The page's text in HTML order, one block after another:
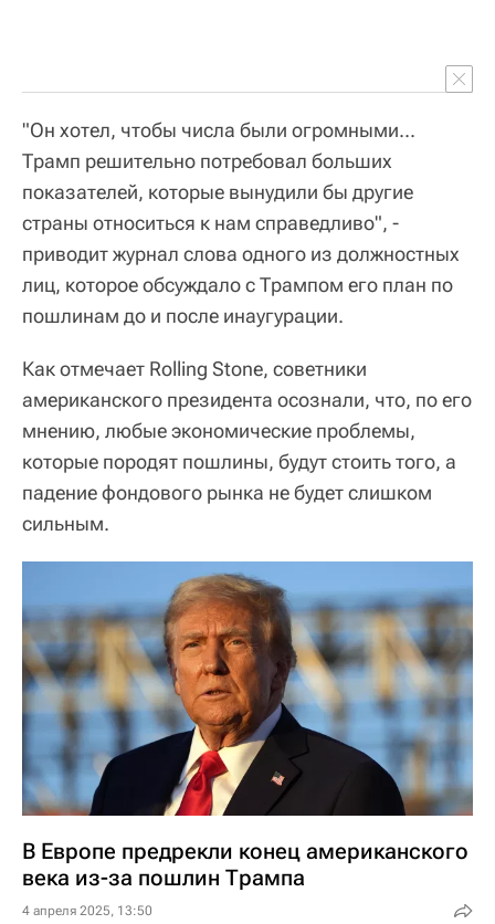
"Он хотел, чтобы числа были огромными...
Трамп решительно потребовал больших
показателей, которые вынудили бы другие
страны относиться к нам справедливо", -
приводит журнал слова одного из должностных
лиц, которое обсуждало с Трампом его план по
пошлинам до и после инаугурации.
Как отмечает Rolling Stone, советники
американского президента осознали, что, по его
мнению, любые экономические проблемы,
которые породят пошлины, будут стоить того, а
падение фондового рынка не будет слишком
сильным.
В Европе предрекли конец американского
века из-за пошлин Трампа
4 апреля 2025, 13:50